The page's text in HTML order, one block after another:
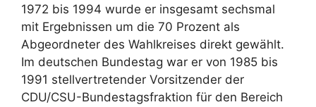
1972 bis 1994 wurde er insgesamt sechsmal
mit Ergebnissen um die 70 Prozent als
Abgeordneter des Wahlkreises direkt gewählt.
Im deutschen Bundestag war er von 1985 bis
1991 stellvertretender Vorsitzender der
CDU/CSU-Bundestagsfraktion für den Bereich